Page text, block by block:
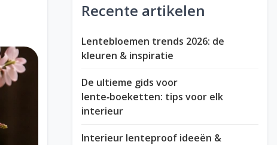
Recente artikelen
Lentebloemen trends 2026: de
kleuren & inspiratie
De ultieme gids voor
lente‑boeketten: tips voor elk
interieur
Interieur lenteproof ideeën &